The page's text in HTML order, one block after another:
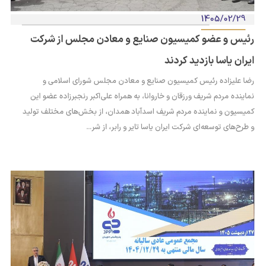
1405/02/29
رئیس و عضو کمیسیون صنایع و معادن مجلس از شرکت
ایران یاسا بازدید کردند
رضا علیزاده رئیس کمیسیون صنایع و معادن مجلس شورای اسلامی و
نماینده مردم شریف ورزقان و خاروانا، به همراه علی‌اکبر رنجبرزاده عضو این
کمیسیون و نماینده مردم شریف اسدآباد همدان، از بخش‌های مختلف تولید
و طرح‌های توسعه‌ای شرکت ایران یاسا تایر و رابر، از شر...